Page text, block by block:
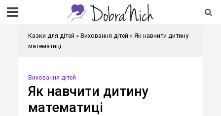
Казки для дітей » Виховання дітей » Як навчити дитину
математиці
Виховання дітей
Як навчити дитину
математиці